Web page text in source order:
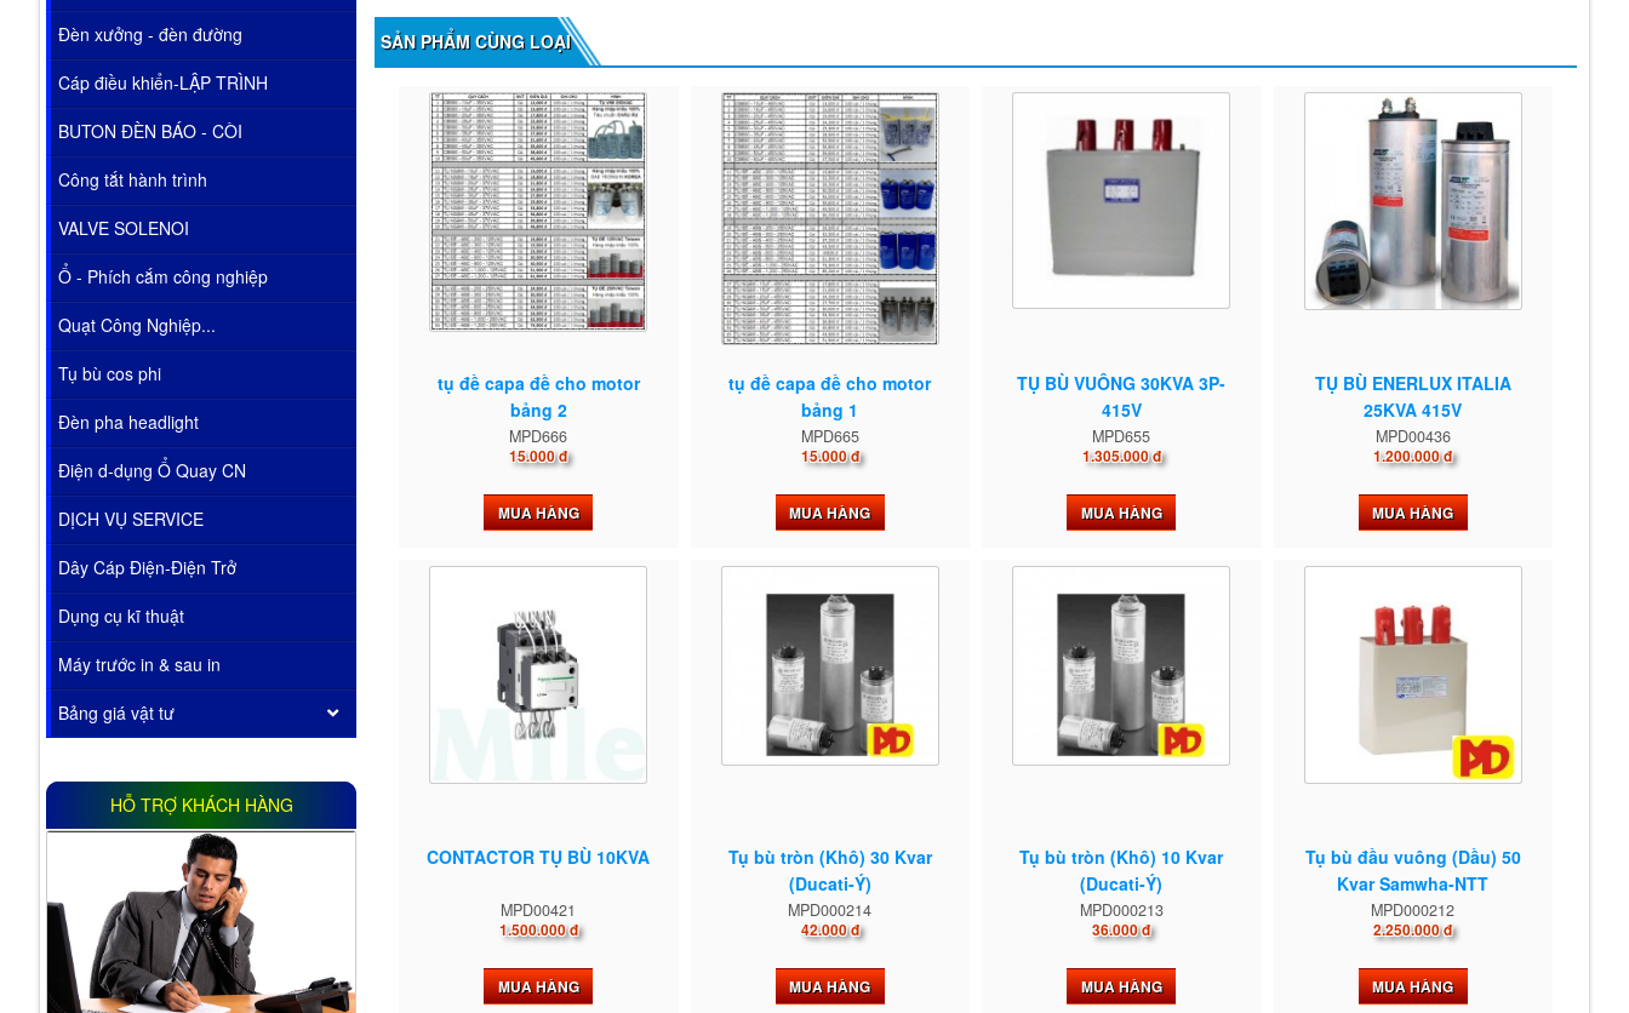
SẢN PHẨM CÙNG LOẠI
tụ đề capa đề cho motor
bảng 2
MPD666
15.000 đ
MUA HÀNG
tụ đề capa đề cho motor
bảng 1
MPD665
15.000 đ
MUA HÀNG
TỤ BÙ VUÔNG 30KVA 3P-
415V
MPD655
1.305.000 đ
MUA HÀNG
TỤ BÙ ENERLUX ITALIA
25KVA 415V
MPD00436
1.200.000 đ
MUA HÀNG
CONTACTOR TỤ BÙ 10KVA
MPD00421
1.500.000 đ
MUA HÀNG
Tụ bù tròn (Khô) 30 Kvar
(Ducati-Ý)
MPD000214
42.000 đ
MUA HÀNG
Tụ bù tròn (Khô) 10 Kvar
(Ducati-Ý)
MPD000213
36.000 đ
MUA HÀNG
Tụ bù đầu vuông (Dầu) 50
Kvar Samwha-NTT
MPD000212
2.250.000 đ
MUA HÀNG
Đèn xưởng - đèn đường
Cáp điều khiển-LẬP TRÌNH
BUTON ĐÈN BÁO - CÒI
Công tắt hành trình
VALVE SOLENOI
Ổ - Phích cắm công nghiệp
Quạt Công Nghiệp...
Tụ bù cos phi
Đèn pha headlight
Điện d-dụng Ổ Quay CN
DỊCH VỤ SERVICE
Dây Cáp Điện-Điện Trở
Dụng cụ kĩ thuật
Máy trước in & sau in
Bảng giá vật tư
HỖ TRỢ KHÁCH HÀNG